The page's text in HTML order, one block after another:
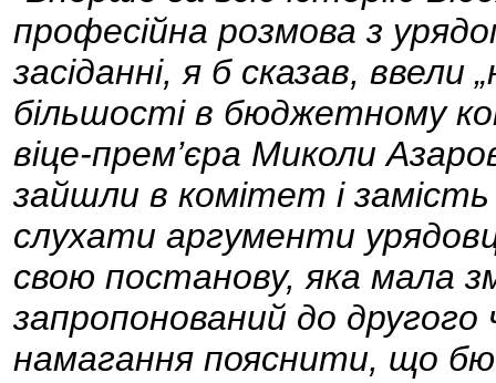
професійна розмова з
засіданні, я б сказав, ввели
більшості в бюджетному
віце-прем’єра Миколи
зайшли в комітет і
слухати аргументи
свою постанову, яка мала
запропонований до
намагання пояснити, що